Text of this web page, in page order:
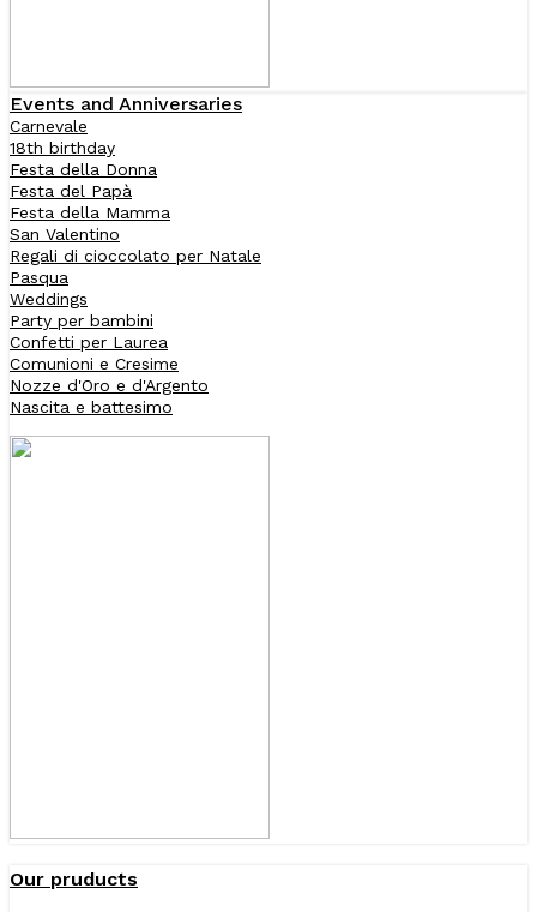
Events and Anniversaries
Carnevale
18th birthday
Festa della Donna
Festa del Papà
Festa della Mamma
San Valentino
Regali di cioccolato per Natale
Pasqua
Weddings
Party per bambini
Confetti per Laurea
Comunioni e Cresime
Nozze d'Oro e d'Argento
Nascita e battesimo
Our pruducts